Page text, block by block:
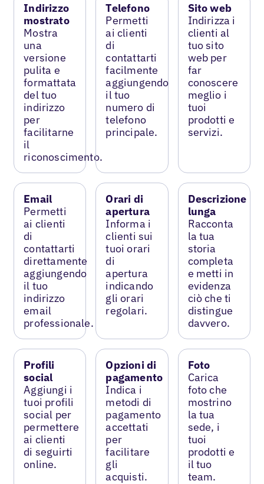
Indirizzo
mostrato
Mostra
una
versione
pulita e
formattata
del tuo
indirizzo
per
facilitarne
il
riconoscimento.
Telefono
Permetti
ai clienti
di
contattarti
facilmente
aggiungendo
il tuo
numero di
telefono
principale.
Sito web
Indirizza i
clienti al
tuo sito
web per
far
conoscere
meglio i
tuoi
prodotti e
servizi.
Email
Permetti
ai clienti
di
contattarti
direttamente
aggiungendo
il tuo
indirizzo
email
professionale.
Orari di
apertura
Informa i
clienti sui
tuoi orari
di
apertura
indicando
gli orari
regolari.
Descrizione
lunga
Racconta
la tua
storia
completa
e metti in
evidenza
ciò che ti
distingue
davvero.
Profili
social
Aggiungi i
tuoi profili
social per
permettere
ai clienti
di seguirti
online.
Opzioni di
pagamento
Indica i
metodi di
pagamento
accettati
per
facilitare
gli
acquisti.
Foto
Carica
foto che
mostrino
la tua
sede, i
tuoi
prodotti e
il tuo
team.